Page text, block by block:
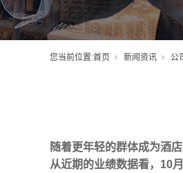
您当前位置:首页 新闻资讯 公
随着更年轻的群体成为酒
从近期的业绩数据看，10